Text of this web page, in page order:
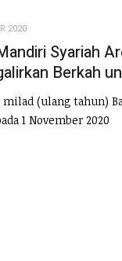
2020
Syariah
Berkah
milad (ulang tahun)
1 November 2020